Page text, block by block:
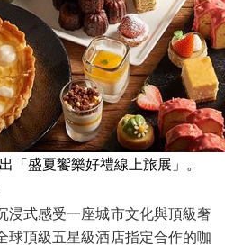
「盛夏饗樂好禮線上旅展」。
浸式感受一座城市文化與頂級奢
球頂級五星級酒店指定合作的咖